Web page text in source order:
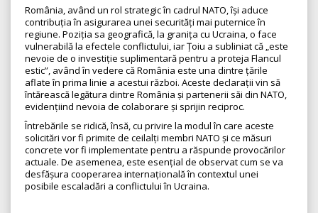
România, având un rol strategic în cadrul NATO, își aduce
contribuția în asigurarea unei securități mai puternice în
regiune. Poziția sa geografică, la granița cu Ucraina, o face
vulnerabilă la efectele conflictului, iar Țoiu a subliniat că „este
nevoie de o investiție suplimentară pentru a proteja Flancul
estic”, având în vedere că România este una dintre țările
aflate în prima linie a acestui război. Aceste declarații vin să
întărească legătura dintre România și partenerii săi din NATO,
evidențiind nevoia de colaborare și sprijin reciproc.
Întrebările se ridică, însă, cu privire la modul în care aceste
solicitări vor fi primite de ceilalți membri NATO și ce măsuri
concrete vor fi implementate pentru a răspunde provocărilor
actuale. De asemenea, este esențial de observat cum se va
desfășura cooperarea internațională în contextul unei
posibile escaladări a conflictului în Ucraina.